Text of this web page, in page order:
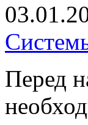
Перед